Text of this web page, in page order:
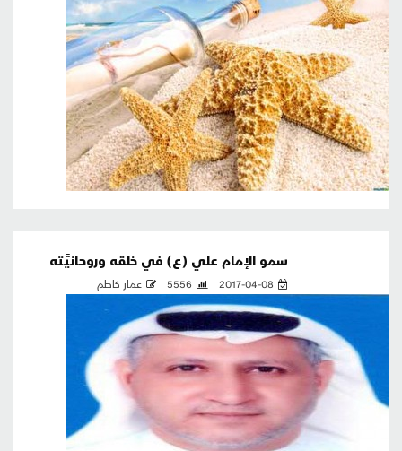
سمو الإمام علي (ع) في خلقه وروحانيَّته
2017-04-08
5556 عمار كاظم